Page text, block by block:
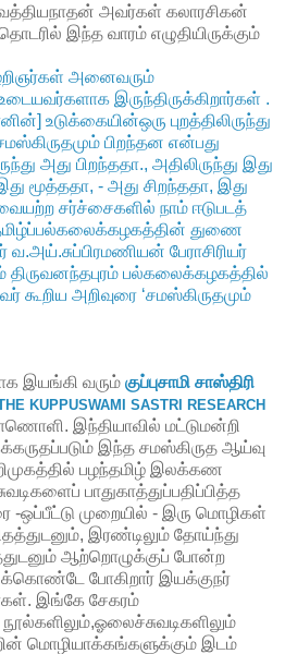
அவர்கள் கலாரசிகன்
இந்த வாரம் எழுதியிருக்கும்
அனைவரும்
இருந்திருக்கிறார்கள் .
உடுக்கையின்ஒரு புறத்திலிருந்து
சமஸ்கிருதமும் பிறந்தன என்பது
அது பிறந்ததா., அதிலிருந்து இது
மூத்ததா, - அது சிறந்ததா, இது
சர்ச்சைகளில் நாம் ஈடுபடத்
துணை
பேராசிரியர்
திருவனந்தபுரம் பல்கலைக்கழகத்தில்
அறிவுரை ‘சமஸ்கிருதமும்
இயங்கி வரும் குப்புசாமி சாஸ்திரி
KUPPUSWAMI SASTRI RESEARCH
இந்தியாவில் மட்டுமன்றி
இந்த சமஸ்கிருத ஆய்வு
பழந்தமிழ் இலக்கண
பாதுகாத்துப்பதிப்பித்த
-ஒப்பீட்டு முறையில் - இரு மொழிகள்
இரண்டிலும் தோய்ந்து
ஆற்றொழுக்குப் போன்ற
போகிறார் இயக்குநர்
இங்கே சேகரம்
மொழியாக்கங்களுக்கும் இடம்